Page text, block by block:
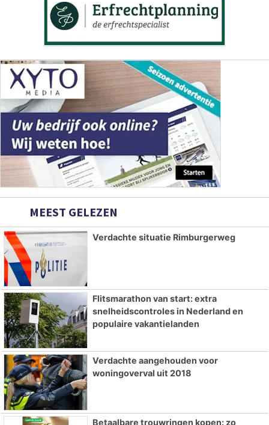
MEEST GELEZEN
Verdachte situatie Rimburgerweg
Flitsmarathon van start: extra
snelheidscontroles in Nederland en
populaire vakantielanden
Verdachte aangehouden voor
woningoverval uit 2018
Betaalbare trouwringen kopen: zo